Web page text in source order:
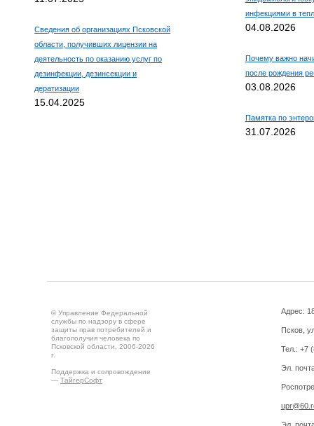
Сведения об организациях Псковской
области, получивших лицензии на
деятельность по оказанию услуг по
дезинфекции, дезинсекции и
дератизации
15.04.2025
инфекциями в
04.08.2026
Почему важно
после рождения
03.08.2026
Памятка по
31.07.2026
© Управление Федеральной
службы по надзору в сфере
защиты прав потребителей и
благополучия человека по
Псковской области, 2006-2026
г.
Поддержка и сопровождение
— ТайгерСофт
Адрес:
Псков,
Тел.: +7
Эл.